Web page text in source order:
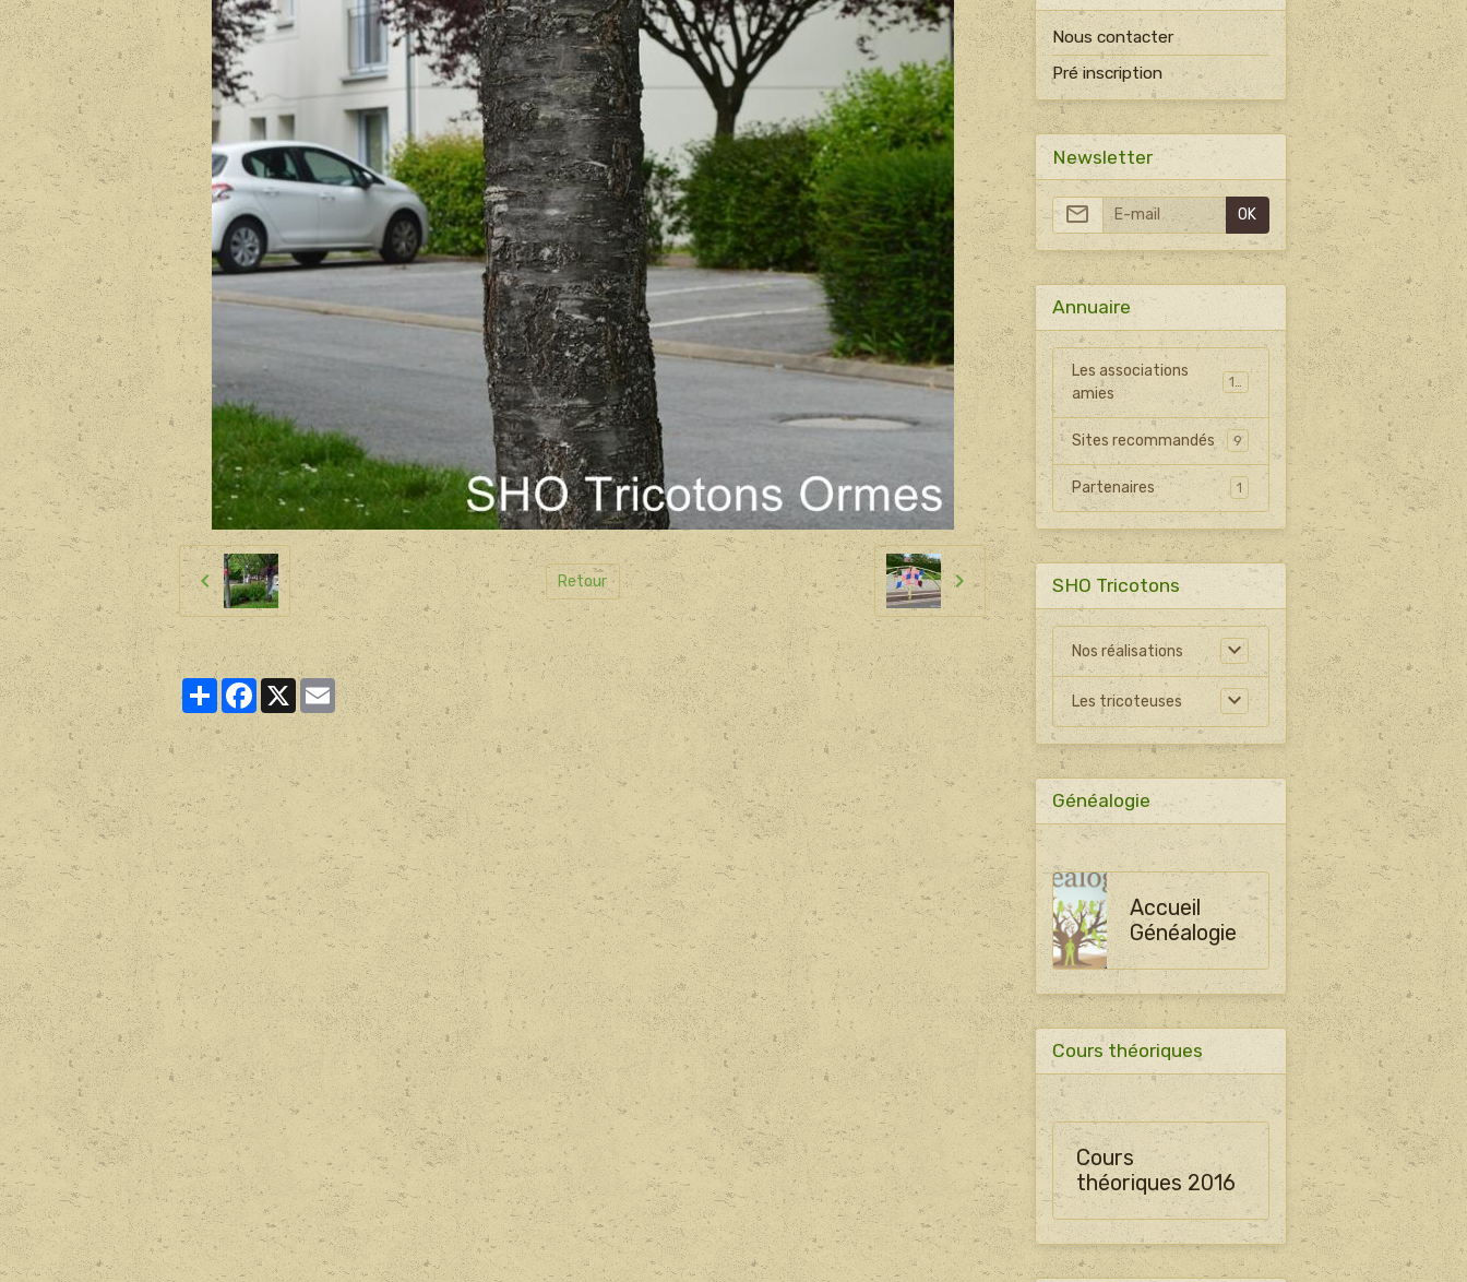
Retour
PartagerFacebook
X Email
Nous contacter
Pré inscription
Newsletter
OK
Annuaire
Les associations
amies
15
Sites recommandés 9
Partenaires 1
SHO Tricotons
Nos réalisations
Les tricoteuses
Généalogie
Accueil
Généalogie
Cours théoriques
Cours
théoriques 2016